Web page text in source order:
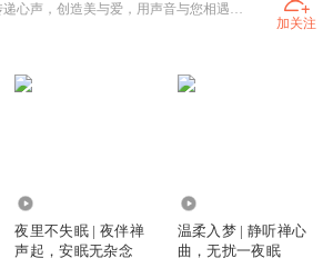
通过话筒，传递心声，创造美与爱，用声音与您相遇！一位爱讲故事的姑娘。
加关注
夜里不失眠 | 夜伴禅
声起，安眠无杂念
温柔入梦 | 静听禅心
曲，无扰一夜眠